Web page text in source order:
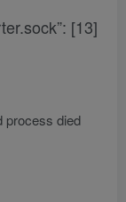
[13]
process died